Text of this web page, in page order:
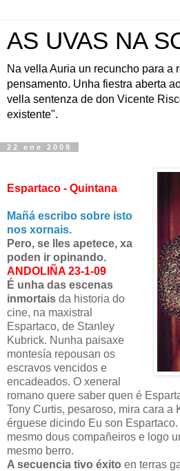
AS UVAS NA
Na vella Auria un recuncho para a
pensamento. Unha fiestra aberta
vella sentenza de don Vicente
existente".
22 ene 2009
Espartaco - Quintana
Mañá escribo sobre isto
nos xornais.
Pero, se lles apetece, xa
poden ir opinando.
ANDOLIÑA 23-1-09
É unha das escenas
inmortais da historia do
cine, na maxistral
Espartaco, de Stanley
Kubrick. Nunha paisaxe
montesía repousan os
escravos vencidos e
encadeados. O xeneral
romano quere saber quen é
Tony Curtis, pesaroso, mira cara a
érguese dicindo Eu son
mesmo dous compañeiros e logo
mesmo berro.
A secuencia tivo éxito en terras